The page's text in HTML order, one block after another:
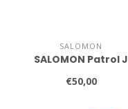
SALOMON
SALOMON Patrol J
€50,00